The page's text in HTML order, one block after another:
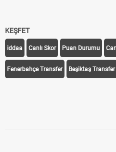
KEŞFET
iddaa Canlı Skor Puan Durumu
Fenerbahçe Transfer Beşiktaş Transfer